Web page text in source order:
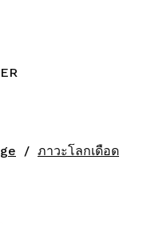
ภาวะโลกเดือด